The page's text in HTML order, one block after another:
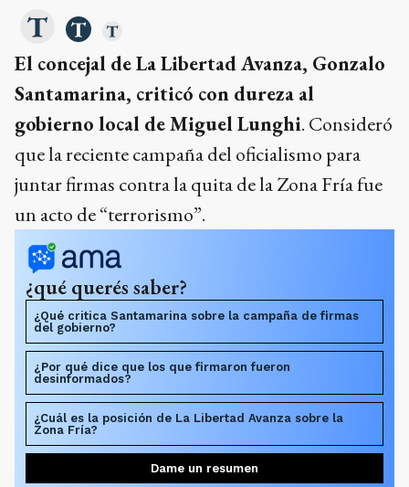
El concejal de La Libertad Avanza, Gonzalo
Santamarina, criticó con dureza al
gobierno local de Miguel Lunghi. Consideró
que la reciente campaña del oficialismo para
juntar firmas contra la quita de la Zona Fría fue
un acto de “terrorismo”.
¿qué querés saber?
¿Qué critica Santamarina sobre la campaña de firmas
del gobierno?
¿Por qué dice que los que firmaron fueron
desinformados?
¿Cuál es la posición de La Libertad Avanza sobre la
Zona Fría?
Dame un resumen